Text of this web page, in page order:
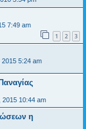
7:49 am
1 2 3
2015 5:24 am
2015 10:44 am
η